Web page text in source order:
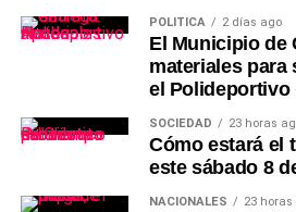
POLÍTICA 2 días ago
El Municipio de
materiales para
el Polideportivo
SOCIEDAD 23 horas
Cómo estará el
este sábado 8
NACIONALES 23 horas